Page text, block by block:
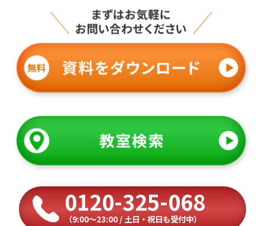
0120-325-068
（9:00〜23:00 / 土日・祝日も受付中）